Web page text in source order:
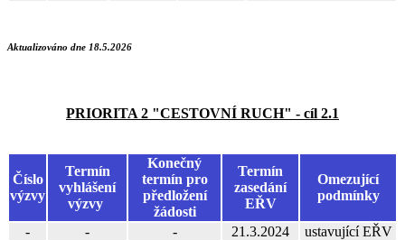
A‍ktualizováno dne 18.5.2026
PRIORITA 2 "CESTOVNÍ RUCH" - cíl 2.1
Číslo
výzvy
Termín
vyhlášení
výzvy
Konečný
termín pro
předložení
žádosti
Termín
zasedání
EŘV
Omezující
podmínky
- - - 21.3.2024
ustavující EŘV